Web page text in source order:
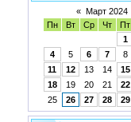
« Март 2024
Пн
Вт Ср Чт Пт
1
4
5 6 7 8
11
12 13 14 15
18
19 20 21 22
25
26 27 28 29